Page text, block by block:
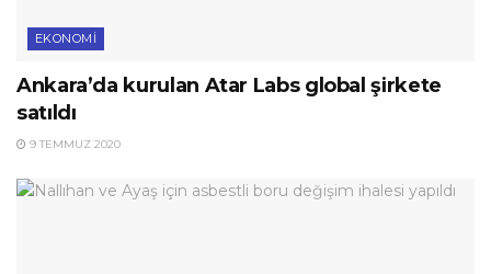
EKONOMI
Ankara’da kurulan Atar Labs global şirkete
satıldı
9 TEMMUZ 2020